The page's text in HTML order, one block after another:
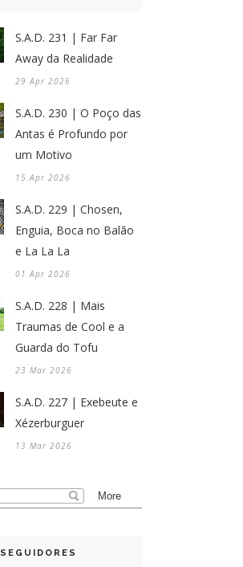
S.A.D. 231 | Far Far
Away da Realidade
29 Apr 2026
S.A.D. 230 | O Poço das
Antas é Profundo por
um Motivo
15 Apr 2026
S.A.D. 229 | Chosen,
Enguia, Boca no Balão
e La La La
01 Apr 2026
S.A.D. 228 | Mais
Traumas de Cool e a
Guarda do Tofu
23 Mar 2026
S.A.D. 227 | Exebeute e
Xézerburguer
13 Mar 2026
SEGUIDORES